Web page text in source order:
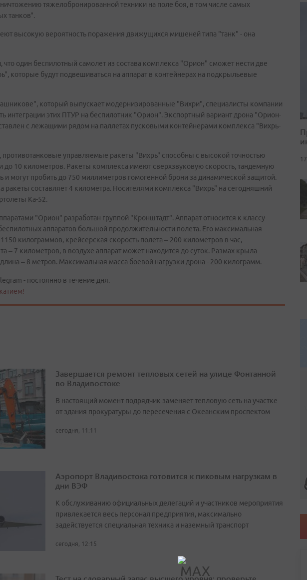
тяжелобронированной техники на поле боя, в том числе самых
танков".
высокую вероятность поражения движущихся мишеней типа "танк" - она
что один беспилотный самолет из состава комплекса "Орион" сможет нести две
которые будут подвешиваться на аппарат в контейнерах на подкрыльевые
который выпускает модернизированные "Вихри", специалисты компании
интеграции этих ПТУР на беспилотник "Орион". Экспортный вариант дрона "Орион-
с лежащими рядом на паллетах пусковыми контейнерами комплекса "Вихрь-
управляемые ракеты "Вихрь" способны с высокой точностью
до 10 километров. Ракеты комплекса имеют сверхзвуковую скорость, тандемную
и могут пробить до 750 миллиметров гомогенной брони за динамической защитой.
ракеты составляет 4 километра. Носителями комплекса "Вихрь" на сегодняшний
Ка-52.
"Орион" разработан группой "Кронштадт". Аппарат относится к классу
аппаратов большой продолжительности полета. Его максимальная
килограммов, крейсерская скорость полета – 200 километров в час,
– 7 километров, в воздухе аппарат может находится до суток. Размах крыла
– 8 метров. Максимальная масса боевой нагрузки дрона - 200 килограмм.
- постоянно в течение дня.
Завершается ремонт тепловых сетей на улице Фонтанной
во Владивостоке
В настоящий момент подрядчик заменяет тепловую сеть на участке
от здания прокуратуры до пересечения с Океанским проспектом
сегодня, 11:11
Аэропорт Владивостока готовится к пиковым нагрузкам в
дни ВЭФ
К обслуживанию официальных делегаций и участников мероприятия
привлекается весь персонал предприятия, максимально
задействуется специальная техника и наземный транспорт
сегодня, 12:15